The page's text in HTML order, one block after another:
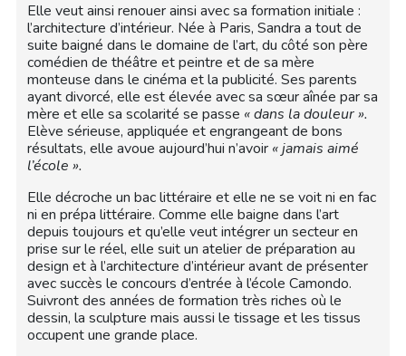
Elle veut ainsi renouer ainsi avec sa formation initiale :
l’architecture d’intérieur. Née à Paris, Sandra a tout de
suite baigné dans le domaine de l’art, du côté son père
comédien de théâtre et peintre et de sa mère
monteuse dans le cinéma et la publicité. Ses parents
ayant divorcé, elle est élevée avec sa sœur aînée par sa
mère et elle sa scolarité se passe « dans la douleur ».
Elève sérieuse, appliquée et engrangeant de bons
résultats, elle avoue aujourd’hui n’avoir « jamais aimé
l’école ».
Elle décroche un bac littéraire et elle ne se voit ni en fac
ni en prépa littéraire. Comme elle baigne dans l’art
depuis toujours et qu’elle veut intégrer un secteur en
prise sur le réel, elle suit un atelier de préparation au
design et à l’architecture d’intérieur avant de présenter
avec succès le concours d’entrée à l’école Camondo.
Suivront des années de formation très riches où le
dessin, la sculpture mais aussi le tissage et les tissus
occupent une grande place.